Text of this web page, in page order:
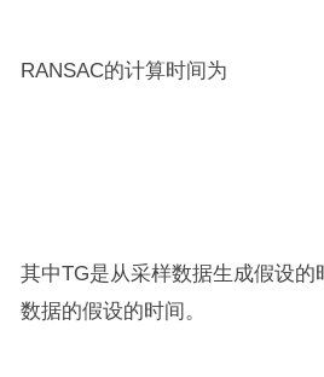
RANSAC的计算时间为
其中TG是从采样数据生成假设的
数据的假设的时间。